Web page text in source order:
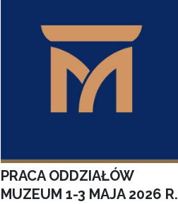
PRACA ODDZIAŁÓW
MUZEUM 1-3 MAJA 2026 R.